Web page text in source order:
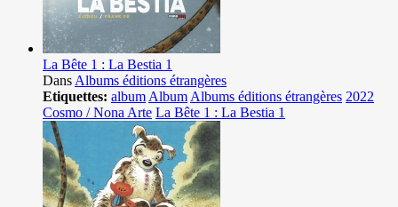
La Bête 1 : La Bestia 1
Dans Albums éditions étrangères
Etiquettes: album Album Albums éditions étrangères 2022
Cosmo / Nona Arte La Bête 1 : La Bestia 1